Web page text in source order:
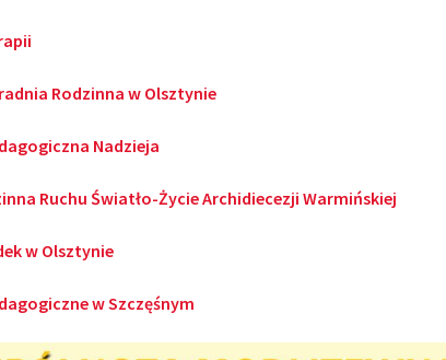
Rodzinna w Olsztynie
Nadzieja
Ruchu Światło-Życie Archidiecezji Warmińskiej
w Olsztynie
w Szczęśnym